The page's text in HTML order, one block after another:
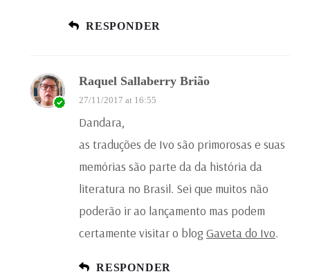
RESPONDER
Raquel Sallaberry Brião
27/11/2017 at 16:55
Dandara,
as traduções de Ivo são primorosas e suas
memórias são parte da da história da
literatura no Brasil. Sei que muitos não
poderão ir ao lançamento mas podem
certamente visitar o blog Gaveta do Ivo.
RESPONDER